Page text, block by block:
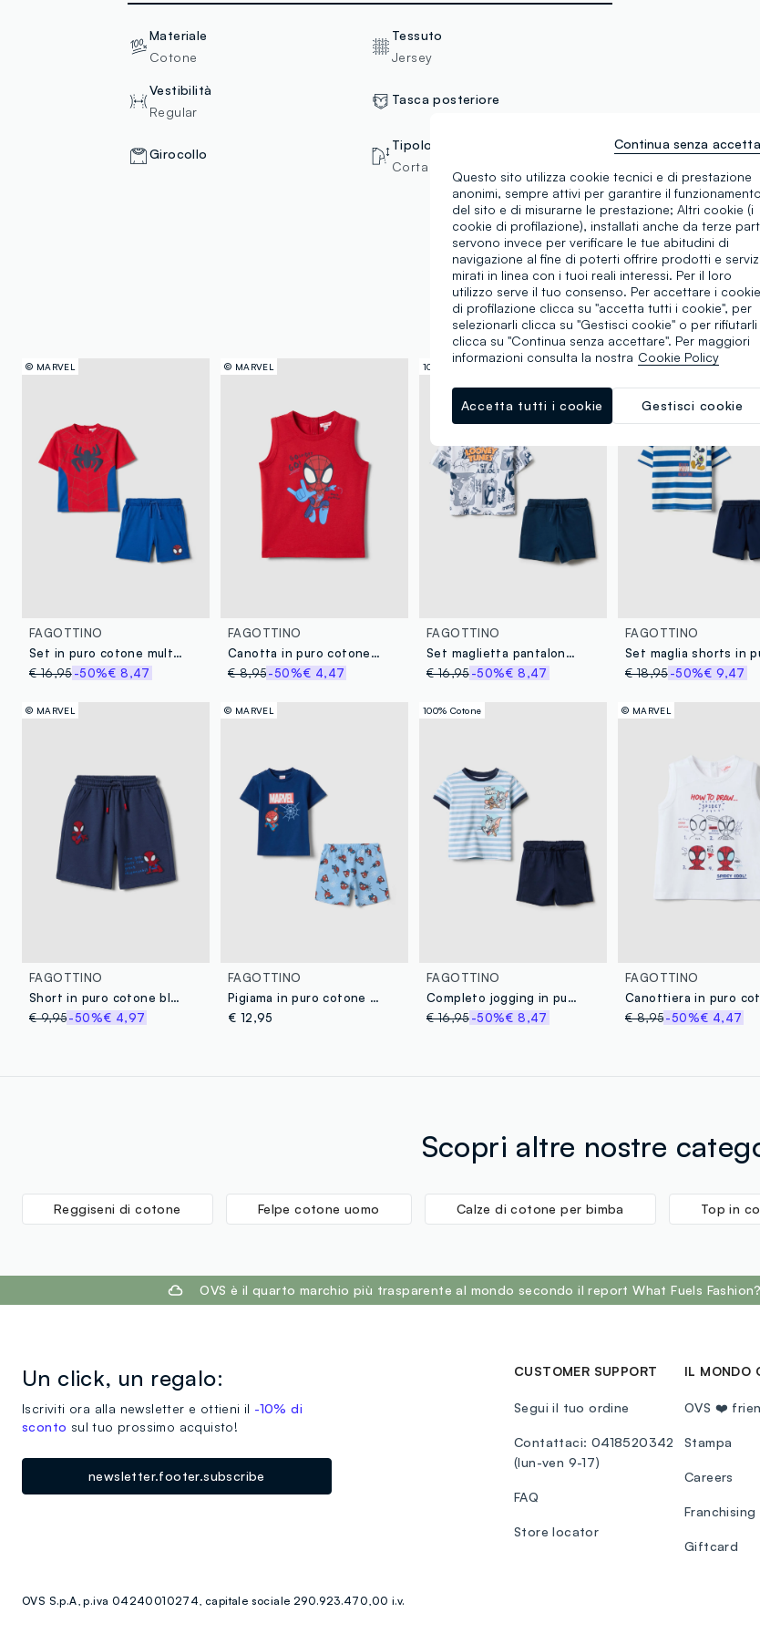
Materiale
Cotone
Tessuto
Jersey
Vestibilità
Regular
Tasca posteriore
Girocollo
Tipologia manica
Corta
Sta andando a ruba
© MARVEL
FAGOTTINO
Set in puro cotone multicolor da bimbo con stampe Spiderman
€ 16,95-50%€ 8,47
© MARVEL
FAGOTTINO
Canotta in puro cotone rosso da bimbo regular fit con Spiderman
€ 8,95-50%€ 4,47
100% Cotone
FAGOTTINO
Set maglietta pantaloncino in puro cotone multicolor da bimbo regular fit
€ 16,95-50%€ 8,47
© Disney
FAGOTTINO
€ 18,95-50%€ 9,47
© MARVEL
FAGOTTINO
Short in puro cotone blu da bimbo regular fit con Spiderman
€ 9,95-50%€ 4,97
© MARVEL
FAGOTTINO
Pigiama in puro cotone multicolor da neonato regular fit con Spider-Man
€ 12,95
100% Cotone
FAGOTTINO
Completo jogging in puro cotone multicolor per bimbi di Tom e Jerry
€ 16,95-50%€ 8,47
© MARVEL
FAGOTTINO
€ 8,95-50%€ 4,47
Scopri altre nostre
Reggiseni di cotone Felpe cotone uomo Calze di cotone per bimba Top in
OVS è il quarto marchio più trasparente al mondo secondo il report What Fuels
Un click, un regalo:
Iscriviti ora alla newsletter e ottieni il -10% di
sconto sul tuo prossimo acquisto!
newsletter.footer.subscribe
CUSTOMER SUPPORT
Segui il tuo ordine
Contattaci: 0418520342
(lun-ven 9-17)
FAQ
Store locator
IL MONDO
OVS ❤️
Stampa
Careers
Franchising
Giftcard
OVS S.p.A, p.iva 04240010274, capitale sociale 290.923.470,00 i.v.
Questo sito utilizza cookie tecnici e di prestazione
anonimi, sempre attivi per garantire il funzionamento
del sito e di misurarne le prestazione; Altri cookie (i
cookie di profilazione), installati anche da terze
servono invece per verificare le tue abitudini di
navigazione al fine di poterti offrire prodotti e servizi
mirati in linea con i tuoi reali interessi. Per il loro
utilizzo serve il tuo consenso. Per accettare i cookie
di profilazione clicca su "accetta tutti i cookie", per
selezionarli clicca su "Gestisci cookie" o per rifiutarli
clicca su "Continua senza accettare". Per maggiori
informazioni consulta la nostra Cookie Policy
Gestisci cookie
Accetta tutti i cookie
Continua senza